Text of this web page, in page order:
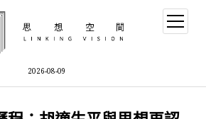
2026-08-09
open
menu